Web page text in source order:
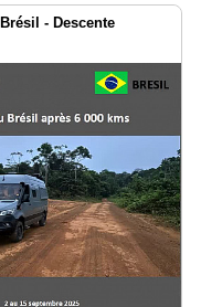
- Descente